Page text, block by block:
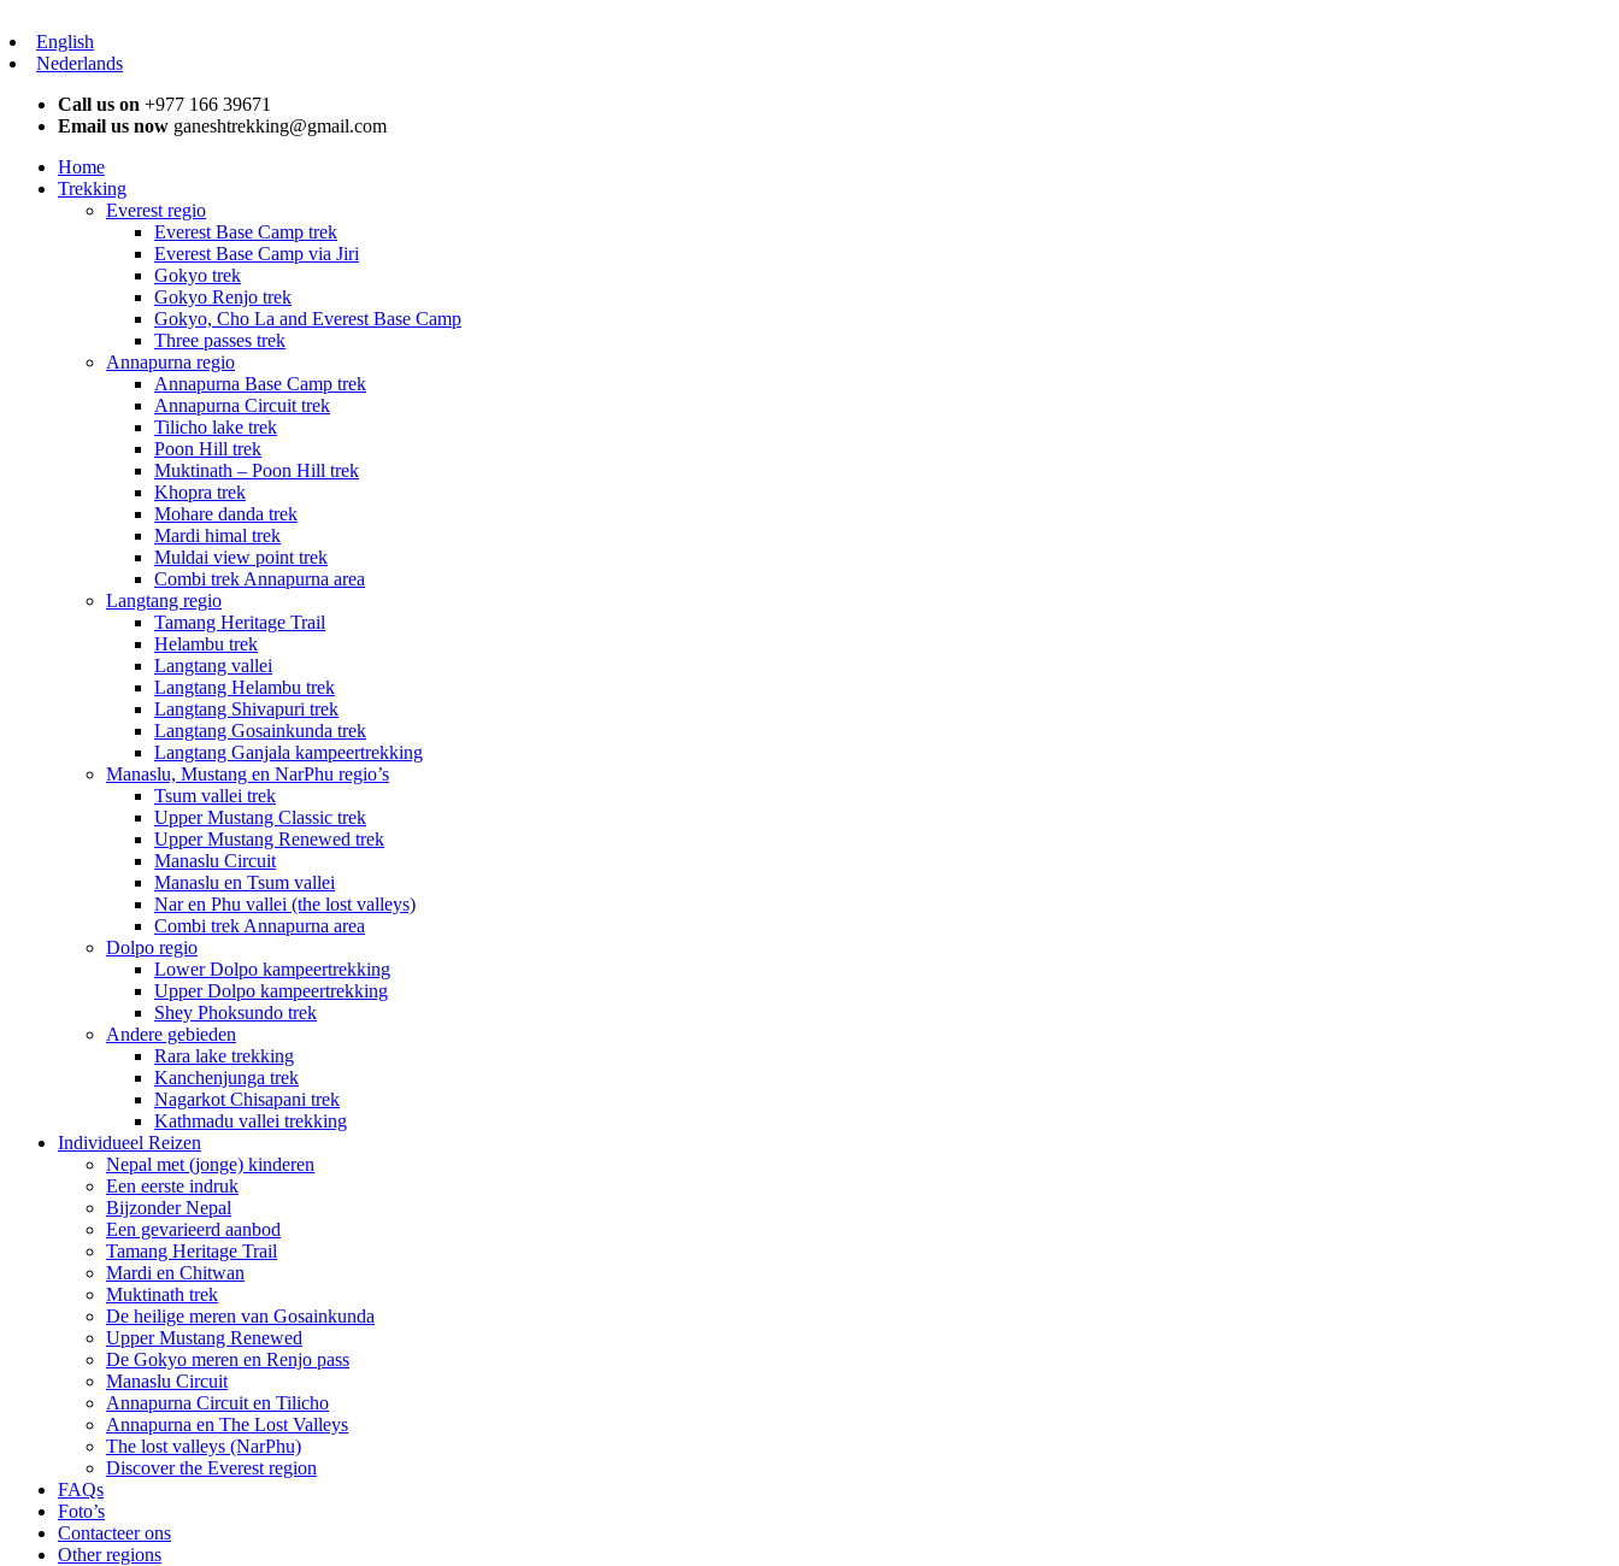
English
Nederlands
Call us on +977 166 39671
Email us now ganeshtrekking@gmail.com
Home
Trekking
Everest regio
Everest Base Camp trek
Everest Base Camp via Jiri
Gokyo trek
Gokyo Renjo trek
Gokyo, Cho La and Everest Base Camp
Three passes trek
Annapurna regio
Annapurna Base Camp trek
Annapurna Circuit trek
Tilicho lake trek
Poon Hill trek
Muktinath – Poon Hill trek
Khopra trek
Mohare danda trek
Mardi himal trek
Muldai view point trek
Combi trek Annapurna area
Langtang regio
Tamang Heritage Trail
Helambu trek
Langtang vallei
Langtang Helambu trek
Langtang Shivapuri trek
Langtang Gosainkunda trek
Langtang Ganjala kampeertrekking
Manaslu, Mustang en NarPhu regio’s
Tsum vallei trek
Upper Mustang Classic trek
Upper Mustang Renewed trek
Manaslu Circuit
Manaslu en Tsum vallei
Nar en Phu vallei (the lost valleys)
Combi trek Annapurna area
Dolpo regio
Lower Dolpo kampeertrekking
Upper Dolpo kampeertrekking
Shey Phoksundo trek
Andere gebieden
Rara lake trekking
Kanchenjunga trek
Nagarkot Chisapani trek
Kathmadu vallei trekking
Individueel Reizen
Nepal met (jonge) kinderen
Een eerste indruk
Bijzonder Nepal
Een gevarieerd aanbod
Tamang Heritage Trail
Mardi en Chitwan
Muktinath trek
De heilige meren van Gosainkunda
Upper Mustang Renewed
De Gokyo meren en Renjo pass
Manaslu Circuit
Annapurna Circuit en Tilicho
Annapurna en The Lost Valleys
The lost valleys (NarPhu)
Discover the Everest region
FAQs
Foto’s
Contacteer ons
Other regions